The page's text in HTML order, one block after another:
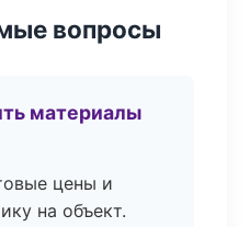
вопросы
материалы
цены и
на объект.